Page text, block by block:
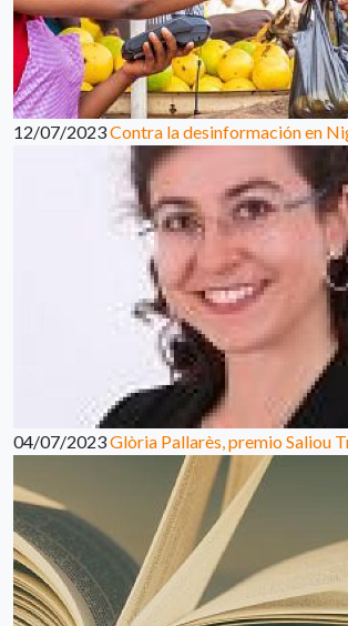
12/07/2023Contra la desinformación en
04/07/2023Glòria Pallarès, premio Saliou